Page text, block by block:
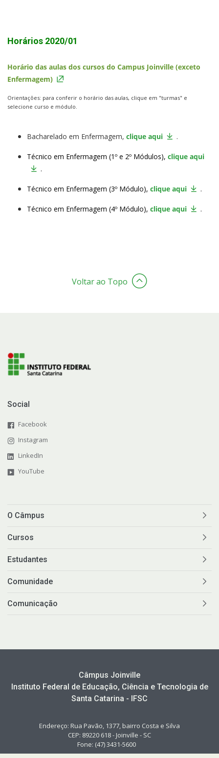
Horários 2020/01
Horário das aulas dos cursos do Campus Joinville (exceto
Enfermagem)
Orientações: para conferir o horário das aulas, clique em "turmas" e
selecione curso e módulo.
Bacharelado em Enfermagem, clique aqui .
Técnico em Enfermagem (1º e 2º Módulos), clique aqui
.
Técnico em Enfermagem (3º Módulo), clique aqui .
Técnico em Enfermagem (4º Módulo), clique aqui .
Voltar ao Topo
Social
Facebook
Instagram
LinkedIn
YouTube
O Câmpus
Cursos
Estudantes
Comunidade
Comunicação
Câmpus Joinville
Instituto Federal de Educação, Ciência e Tecnologia de
Santa Catarina - IFSC
Endereço: Rua Pavão, 1377, bairro Costa e Silva
CEP: 89220 618 - Joinville - SC
Fone: (47) 3431-5600